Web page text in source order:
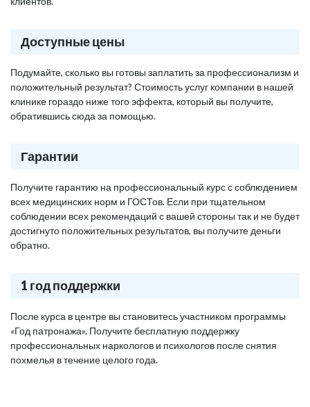
Доступные цены
Подумайте, сколько вы готовы заплатить за профессионализм и
положительный результат? Стоимость услуг компании в нашей
клинике гораздо ниже того эффекта, который вы получите,
обратившись сюда за помощью.
Гарантии
Получите гарантию на профессиональный курс с соблюдением
всех медицинских норм и ГОСТов. Если при тщательном
соблюдении всех рекомендаций с вашей стороны так и не будет
достигнуто положительных результатов, вы получите деньги
обратно.
1 год поддержки
После курса в центре вы становитесь участником программы
«Год патронажа». Получите бесплатную поддержку
профессиональных наркологов и психологов после снятия
похмелья в течение целого года.